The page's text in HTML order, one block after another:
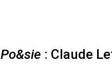
Po&sie : Claude